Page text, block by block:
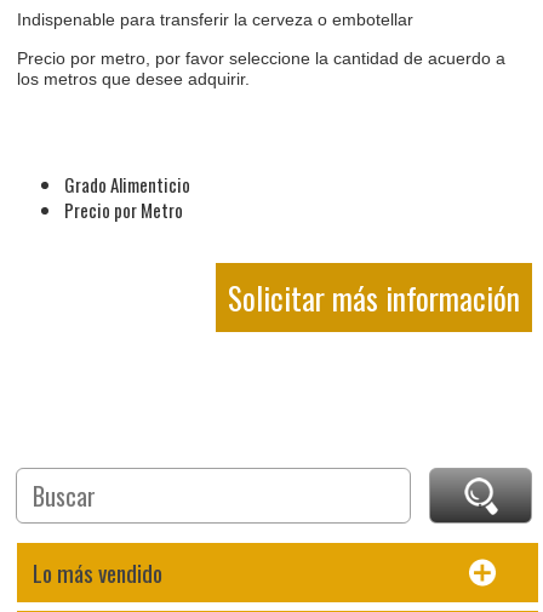
Indispenable para transferir la cerveza o embotellar
Precio por metro, por favor seleccione la cantidad de acuerdo a
los metros que desee adquirir.
Grado Alimenticio
Precio por Metro
Solicitar más información
Lo más vendido